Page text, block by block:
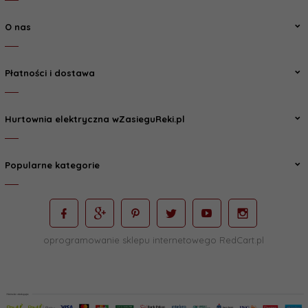
O nas
Płatności i dostawa
Hurtownia elektryczna wZasieguReki.pl
Popularne kategorie
oprogramowanie sklepu internetowego RedCart.pl